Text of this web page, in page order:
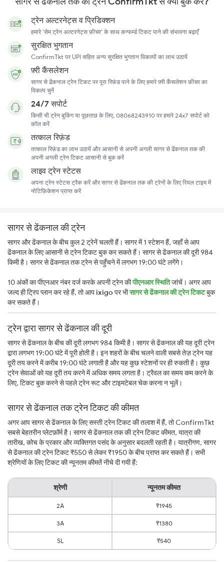
ट्रेन अल्टरनेट्स व प्रिडिक्शन
हमारे 'सेम ट्रेन अल्टरनेट्स फ़ीचर' के साथ कन्फर्म्ड टिकट पाने की संभावना बढ़ाएँ
सुरक्षित भुगतान
ConfirmTkt पर UPI सहित अन्य सुरक्षित भुगतान विकल्पों का लाभ उठायें
फ़्री कैंसलेशन
सागर से ढेंकनाल ट्रेन टिकट पर पूरा रिफ़ंड पाने के लिए हमारे फ़्री कैंसलेशन फ़ीचर का
विकल्प चुनें
24/7 सपोर्ट
किसी भी ट्रेन बुकिंग या पूछताछ के लिए, 08068243910 पर हमारे 24x7 सपोर्ट को
कॉल करें
तत्काल रिफ़ंड
तत्काल रिफ़ंड का लाभ उठायें और आसानी से अपनी अगली सागर से ढेंकनाल तक की
अपनी अगली ट्रेन टिकट आसानी से बुक करें
लाइव ट्रेन स्टेटस
अपना ट्रेन स्टेटस ट्रैक करें और सागर से ढेंकनाल तक की ट्रेनों के लिए रियल टाइम में
नोटिफ़िकेशन प्राप्त करें
सागर से ढेंकनाल की ट्रेन
सागर और ढेंकनाल के बीच कुल 2 ट्रेनें चलती हैं। सागर में 1 स्टेशन हैं, जहाँ से आप
ढेंकनाल के लिए आसानी से ट्रेन टिकट बुक कर सकते हैं। सागर से ढेंकनाल की दूरी 984
किमी है। सागर से ढेंकनाल तक ट्रेन से पहुँचने में लगभग 19:00 घंटे लगेंगे।
10 अंकों का पीएनआर नंबर दर्ज करके अपनी ट्रेन कीपीएनआर स्थितिजांचें। अगर आप
जल्द ही ट्रिप प्लान कर रहे हैं, तो आपixigoपर भीसागर से ढेंकनाल की ट्रेन टिकटबुक
कर सकते हैं।
ट्रेन द्वारा सागर से ढेंकनाल की दूरी
सागर से ढेंकनाल के बीच की दूरी लगभग 984 किमी है। सागर से ढेंकनाल की यह दूरी ट्रेन
द्वारा लगभग 19:00 घंटे में पूरी होती है। इन शहरों के बीच चलने वाली सबसे तेज़ ट्रेन यह
दूरी तय करने में करीब 19:00 घंटे लगाती है और यह कुछ स्टेशनों पर ही रुकती है। कुछ
ट्रेन सेवाओं को यह दूरी तय करने में अधिक समय लगता है। ट्रैवल का समय कम करने के
लिए, टिकट बुक करने से पहले ट्रेन रूट और टाइमटेबल चेक करना न भूलें।
सागर से ढेंकनाल तक ट्रेन टिकट की कीमत
अगर आप सागर से ढेंकनाल के लिए सस्ती ट्रेन टिकट की तलाश में हैं, तो ConfirmTkt
सबसे बेहतरीन प्लेटफ़ॉर्म है। सागर से ढेंकनाल तक की ट्रेन टिकट कीमत, यात्रा की
तारीख, कोच के प्रकार और व्यक्तिगत पसंद के अनुसार बदलती रहती है। यात्रीगण, सागर
से ढेंकनाल की ट्रेन टिकट ₹550 से लेकर ₹1950 के बीच प्राप्त कर सकते हैं। सभी
श्रेणियों के लिए टिकट की न्यूनतम कीमतें नीचे दी गयी हैं:
श्रेणी न्यूनतम कीमत
2A ₹1945
3A ₹1380
SL ₹540